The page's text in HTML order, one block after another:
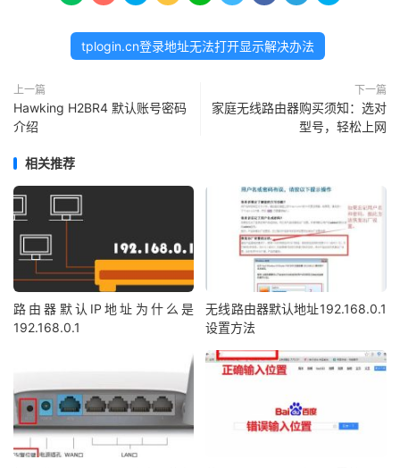
tplogin.cn登录地址无法打开显示解决办法
上一篇
Hawking H2BR4 默认账号密码
介绍
下一篇
家庭无线路由器购买须知：选对
型号，轻松上网
相关推荐
路由器默认IP地址为什么是
192.168.0.1
无线路由器默认地址192.168.0.1
设置方法